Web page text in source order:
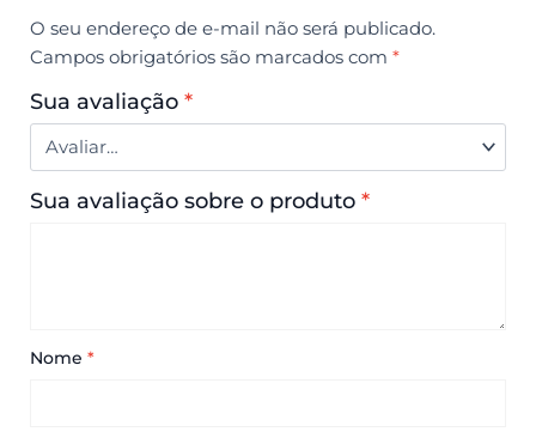
O seu endereço de e-mail não será publicado.
Campos obrigatórios são marcados com *
Sua avaliação *
Sua avaliação sobre o produto *
Nome *